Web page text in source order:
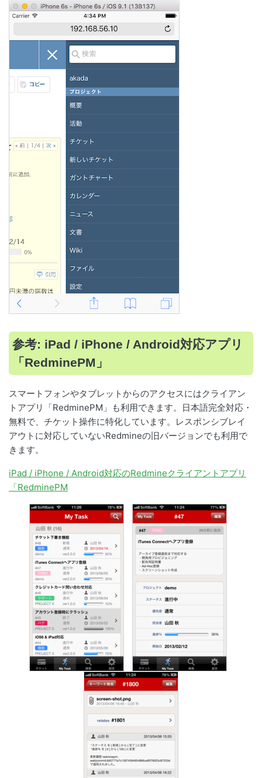
参考: iPad / iPhone / Android対応アプリ
「RedminePM」
スマートフォンやタブレットからのアクセスにはクライアン
トアプリ「RedminePM」も利用できます。日本語完全対応・
無料で、チケット操作に特化しています。レスポンシブレイ
アウトに対応していないRedmineの旧バージョンでも利用で
きます。
iPad / iPhone / Android対応のRedmineクライアントアプリ
「RedminePM